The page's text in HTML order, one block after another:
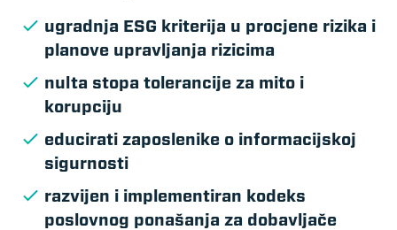
ugradnja ESG kriterija u procjene rizika i
planove upravljanja rizicima
nulta stopa tolerancije za mito i
korupciju
educirati zaposlenike o informacijskoj
sigurnosti
razvijen i implementiran kodeks
poslovnog ponašanja za dobavljače